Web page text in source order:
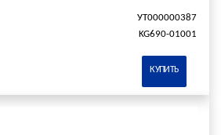
УТ000000387
KG690-01001
КУПИТЬ